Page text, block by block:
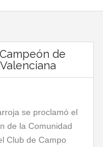
de
se proclamó el
de la Comunidad
Club de Campo